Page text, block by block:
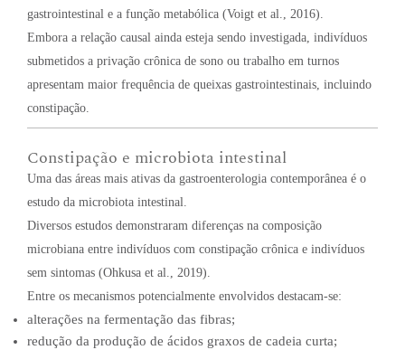
gastrointestinal e a função metabólica (Voigt et al., 2016).
Embora a relação causal ainda esteja sendo investigada, indivíduos
submetidos a privação crônica de sono ou trabalho em turnos
apresentam maior frequência de queixas gastrointestinais, incluindo
constipação.
Constipação e microbiota intestinal
Uma das áreas mais ativas da gastroenterologia contemporânea é o
estudo da microbiota intestinal.
Diversos estudos demonstraram diferenças na composição
microbiana entre indivíduos com constipação crônica e indivíduos
sem sintomas (Ohkusa et al., 2019).
Entre os mecanismos potencialmente envolvidos destacam-se:
alterações na fermentação das fibras;
redução da produção de ácidos graxos de cadeia curta;